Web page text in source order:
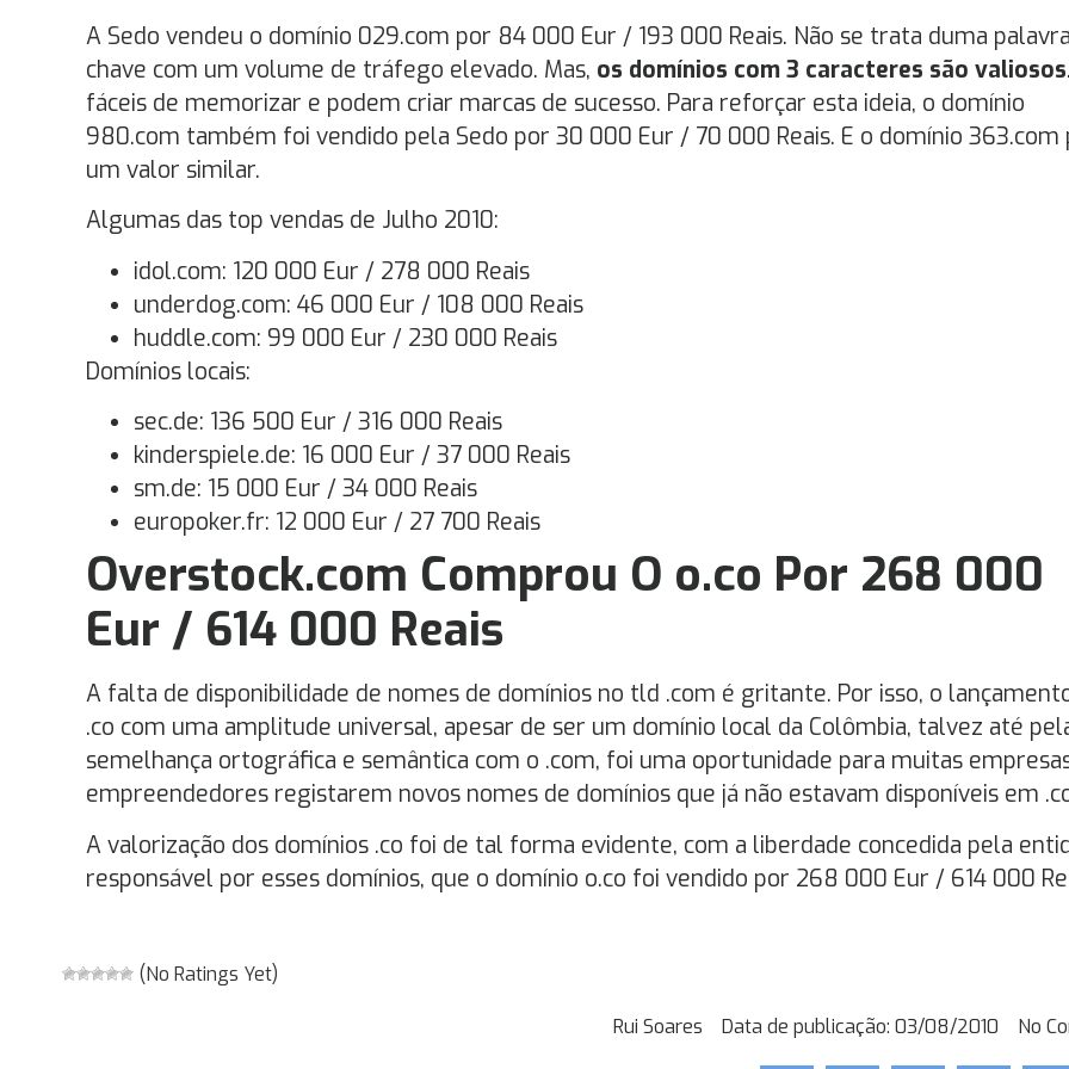
A Sedo vendeu o domínio 029.com por 84 000 Eur / 193 000 Reais. Não se trata duma
chave com um volume de tráfego elevado. Mas, os domínios com 3 caracteres são valiosos
fáceis de memorizar e podem criar marcas de sucesso. Para reforçar esta ideia, o domínio
980.com também foi vendido pela Sedo por 30 000 Eur / 70 000 Reais. E o domínio 363.com
um valor similar.
Algumas das top vendas de Julho 2010:
idol.com: 120 000 Eur / 278 000 Reais
underdog.com: 46 000 Eur / 108 000 Reais
huddle.com: 99 000 Eur / 230 000 Reais
Domínios locais:
sec.de: 136 500 Eur / 316 000 Reais
kinderspiele.de: 16 000 Eur / 37 000 Reais
sm.de: 15 000 Eur / 34 000 Reais
europoker.fr: 12 000 Eur / 27 700 Reais
Overstock.com Comprou O o.co Por 268 000
Eur / 614 000 Reais
A falta de disponibilidade de nomes de domínios no tld .com é gritante. Por isso, o
.co com uma amplitude universal, apesar de ser um domínio local da Colômbia, talvez até
semelhança ortográfica e semântica com o .com, foi uma oportunidade para muitas
empreendedores registarem novos nomes de domínios que já não estavam disponíveis em
A valorização dos domínios .co foi de tal forma evidente, com a liberdade concedida pela
responsável por esses domínios, que o domínio o.co foi vendido por 268 000 Eur / 614 000
(No Ratings Yet)
Rui Soares Data de publicação:03/08/2010 No